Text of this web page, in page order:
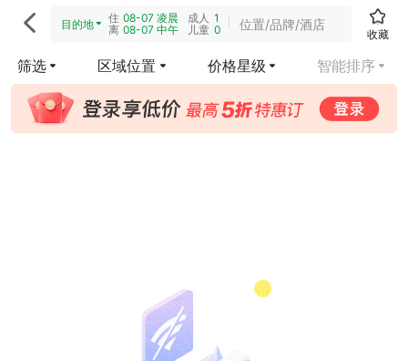
 目的地 住 08-07 凌晨
离 08-07 中午
成人 1
儿童 0 位置/品牌/酒店
收藏
筛选 区域位置 价格星级 智能排序